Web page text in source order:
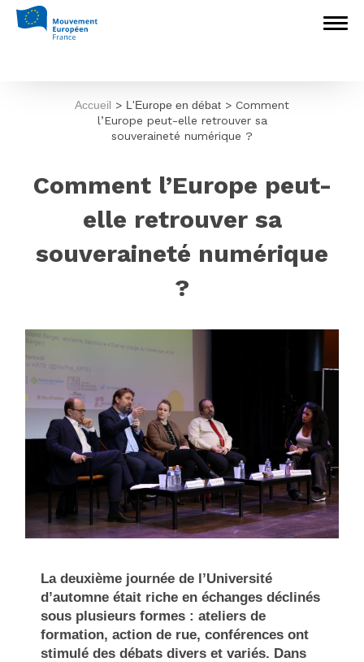
Accueil > L'Europe en débat > Comment
l’Europe peut-elle retrouver sa
souveraineté numérique ?
Comment l’Europe peut-
elle retrouver sa
souveraineté numérique
?
La deuxième journée de l’Université
d’automne était riche en échanges déclinés
sous plusieurs formes : ateliers de
formation, action de rue, conférences ont
stimulé des débats divers et variés. Dans